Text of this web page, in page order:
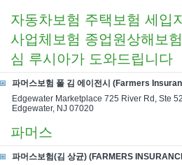
자동차보험 주택보험 세입
사업체보험 종업원상해보
심 루시아가 도와드립니다
파머스보험 폴 김 에이전시 (Farmers
Edgewater Marketplace 725 River Rd, Ste 52
Edgewater, NJ 07020
파머스
파머스보험(김 상균) (FARMERS